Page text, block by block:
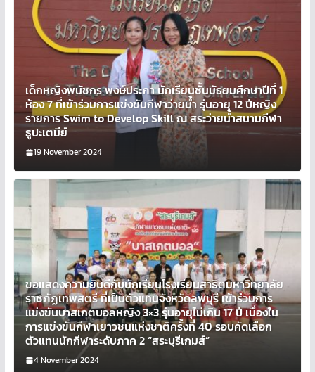
เด็กหญิงพนัชกร พงษ์ประภา นักเรียนชั้นมัธยมศึกษาปีที่ 1
ห้อง 7 ที่เข้าร่วมการแข่งขันกีฬาว่ายน้ำ รุ่นอายุ 12 ปีหญิง
รายการ Swim to Develop Skill ณ สระว่ายน้ำสนามกีฬา
ธูปะเตมีย์
19 November 2024
ขอแสดงความยินดีกับนักเรียนโรงเรียนสาธิตมหาวิทยาลัย
ราชภัฏเทพสตรี ที่เป็นตัวแทนจังหวัดลพบุรี เข้าร่วมการ
แข่งขันบาสเกตบอลหญิง 3×3 รุ่นอายุไม่เกิน 17 ปี เนื่องใน
การแข่งขันกีฬาเยาวชนแห่งชาติครั้งที่ 40 รอบคัดเลือก
ตัวแทนนักกีฬาระดับภาค 2 “สระบุรีเกมส์”
4 November 2024